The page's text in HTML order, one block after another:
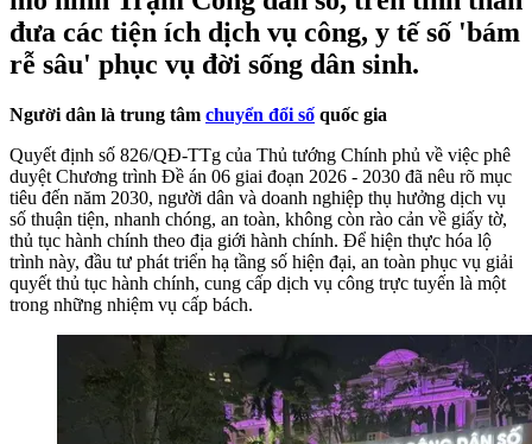
đưa các tiện ích dịch vụ công, y tế số 'bám
rễ sâu' phục vụ đời sống dân sinh.
Người dân là trung tâm chuyển đổi số quốc gia
Quyết định số 826/QĐ-TTg của Thủ tướng Chính phủ về việc phê
duyệt Chương trình Đề án 06 giai đoạn 2026 - 2030 đã nêu rõ mục
tiêu đến năm 2030, người dân và doanh nghiệp thụ hưởng dịch vụ
số thuận tiện, nhanh chóng, an toàn, không còn rào cản về giấy tờ,
thủ tục hành chính theo địa giới hành chính. Để hiện thực hóa lộ
trình này, đầu tư phát triển hạ tầng số hiện đại, an toàn phục vụ giải
quyết thủ tục hành chính, cung cấp dịch vụ công trực tuyến là một
trong những nhiệm vụ cấp bách.